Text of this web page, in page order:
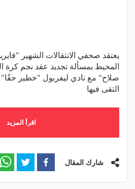
يعتقد صحفي الانتقالات الشهير
المحيط بمسألة تجديد عقد نجم
صلاح" مع نادي ليفربول "خطير
التقى فيها
اقرأ المزيد
شارك المقال